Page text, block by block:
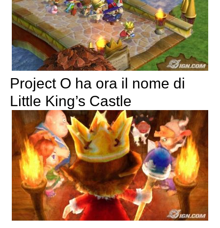
Project O ha ora il nome di
Little King’s Castle